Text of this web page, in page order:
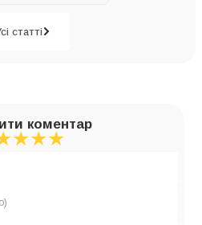
статті
коментар
★
★★
★★★